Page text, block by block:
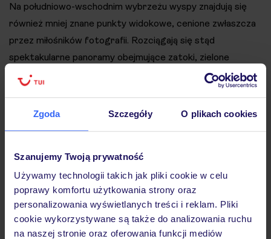
Zgoda Szczegóły O plikach cookies
Szanujemy Twoją prywatność
Używamy technologii takich jak pliki cookie w celu
poprawy komfortu użytkowania strony oraz
personalizowania wyświetlanych treści i reklam. Pliki
cookie wykorzystywane są także do analizowania ruchu
na naszej stronie oraz oferowania funkcji mediów
Na południowo-wschodnim wybrzeżu wyspy znajdują się
również mniej znane punkty widokowe, cenione zwłaszcza
przez miłośników fotografii. Rozciągają się stąd
spektakularne panoramy obejmujące zatoki, zielone
wzgórza oraz niewielkie wyspy rozsiane po Morzu
Andamańskim. Dla wielu podróżnych są to jedne z
najbardziej malowniczych miejsc na całym Phuket.
Najlepsze atrakcje na Phuket dla rodzin z
dziećmi
Phuket oferuje wiele atrakcji przygotowanych z myślą o
rodzinach podróżujących z dziećmi. Jednym z
najpopularniejszych miejsc jest Phuket Aquarium, gdzie
najmłodsi mogą zobaczyć kolorowe ryby tropikalne